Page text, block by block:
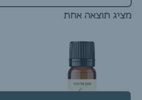
מציג תוצאה אחת